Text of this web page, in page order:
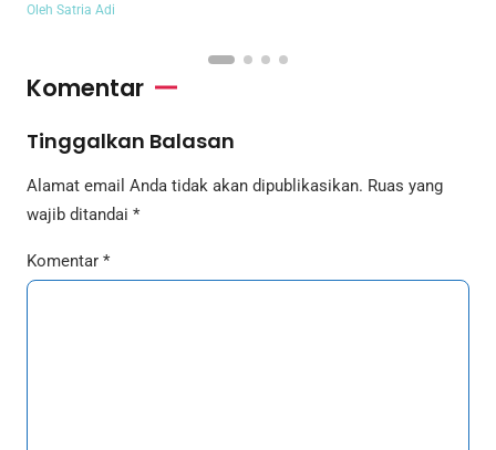
Oleh Satria Adi
Komentar
Tinggalkan Balasan
Alamat email Anda tidak akan dipublikasikan. Ruas yang
wajib ditandai *
Komentar *